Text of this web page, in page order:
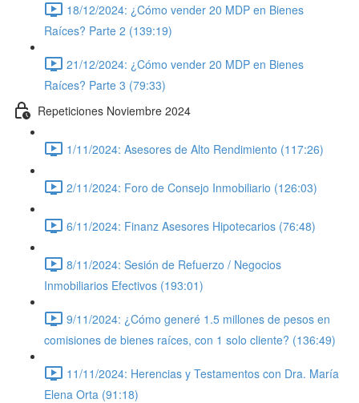
18/12/2024: ¿Cómo vender 20 MDP en Bienes
Raíces? Parte 2 (139:19)
21/12/2024: ¿Cómo vender 20 MDP en Bienes
Raíces? Parte 3 (79:33)
Repeticiones Noviembre 2024
1/11/2024: Asesores de Alto Rendimiento (117:26)
2/11/2024: Foro de Consejo Inmobiliario (126:03)
6/11/2024: Finanz Asesores Hipotecarios (76:48)
8/11/2024: Sesión de Refuerzo / Negocios
Inmobiliarios Efectivos (193:01)
9/11/2024: ¿Cómo generé 1.5 millones de pesos en
comisiones de bienes raíces, con 1 solo cliente? (136:49)
11/11/2024: Herencias y Testamentos con Dra. María
Elena Orta (91:18)